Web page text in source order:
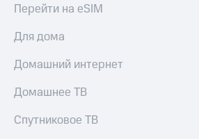
Перейти на eSIM
Для дома
Домашний интернет
Домашнее ТВ
Спутниковое ТВ